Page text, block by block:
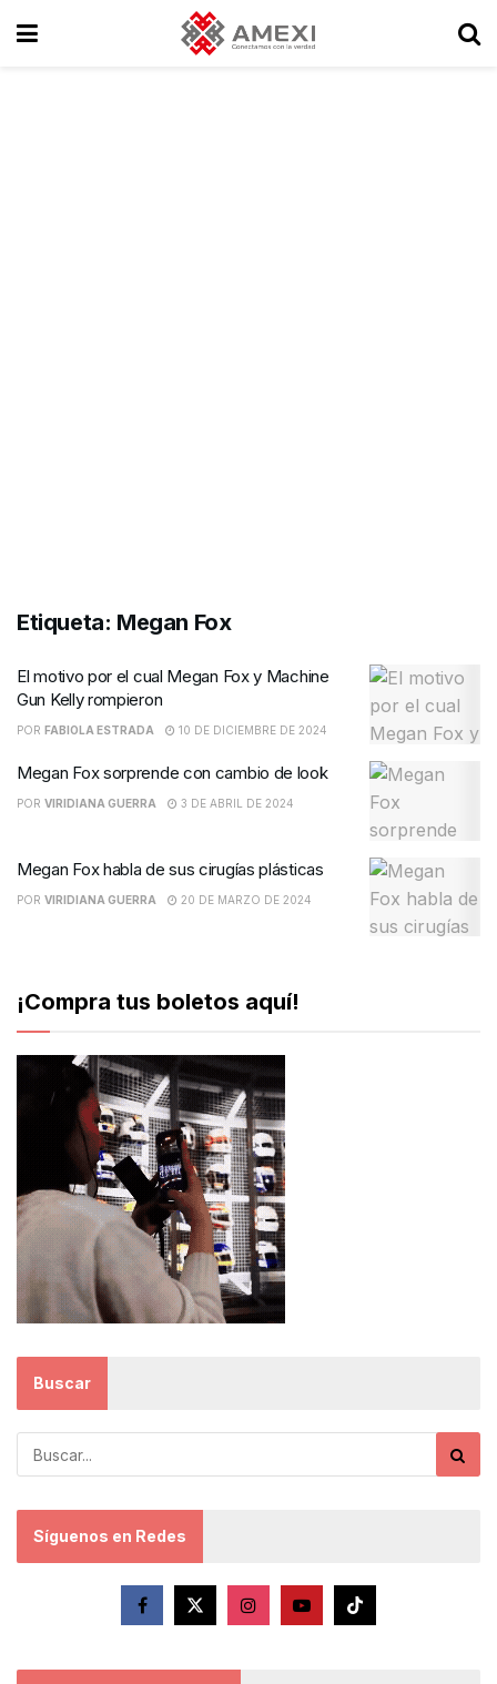
Etiqueta: Megan Fox
El motivo por el cual Megan Fox y Machine
Gun Kelly rompieron
POR FABIOLA ESTRADA 10 DE DICIEMBRE DE 2024
Megan Fox sorprende con cambio de look
POR VIRIDIANA GUERRA 3 DE ABRIL DE 2024
Megan Fox habla de sus cirugías plásticas
POR VIRIDIANA GUERRA 20 DE MARZO DE 2024
¡Compra tus boletos aquí!
Buscar
Síguenos en Redes